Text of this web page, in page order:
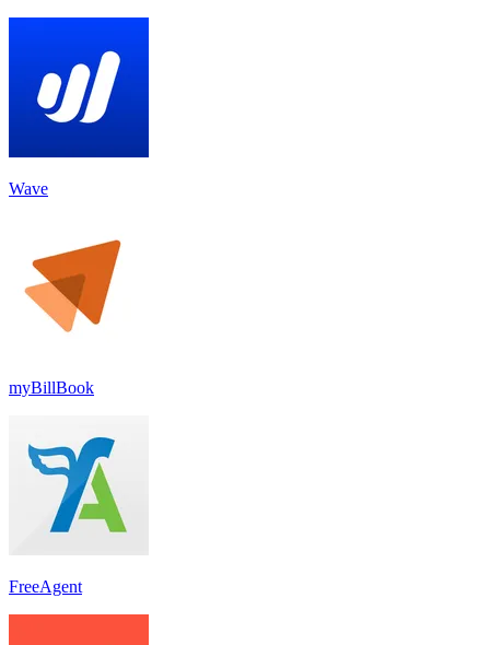
Wave
myBillBook
FreeAgent